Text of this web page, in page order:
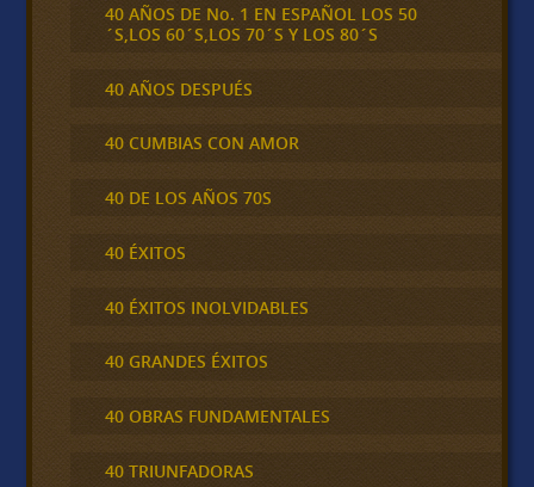
40 AÑOS DE No. 1 EN ESPAÑOL LOS 50
´S,LOS 60´S,LOS 70´S Y LOS 80´S
40 AÑOS DESPUÉS
40 CUMBIAS CON AMOR
40 DE LOS AÑOS 70S
40 ÉXITOS
40 ÉXITOS INOLVIDABLES
40 GRANDES ÉXITOS
40 OBRAS FUNDAMENTALES
40 TRIUNFADORAS